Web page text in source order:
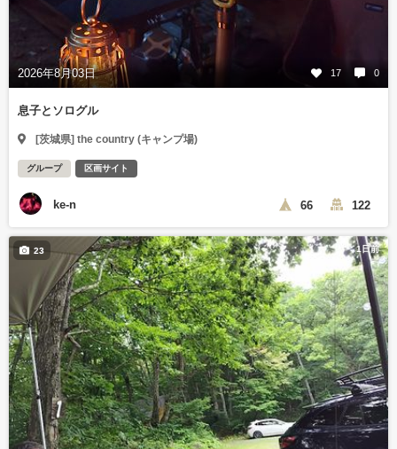
2026年8月03日 17 0
息子とソログル
[茨城県] the country (キャンプ場)
グループ 区画サイト
ke-n 66 122
1日前
23